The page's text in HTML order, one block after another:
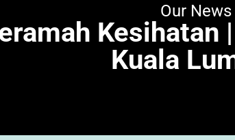
Our News
Kesihatan
Kuala